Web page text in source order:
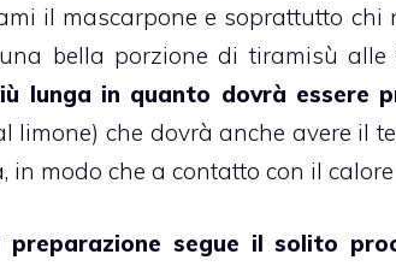
il mascarpone e soprattutto chi
bella porzione di tiramisù alle
lunga in quanto dovrà essere
limone) che dovrà anche avere il
in modo che a contatto con il
segue il solito